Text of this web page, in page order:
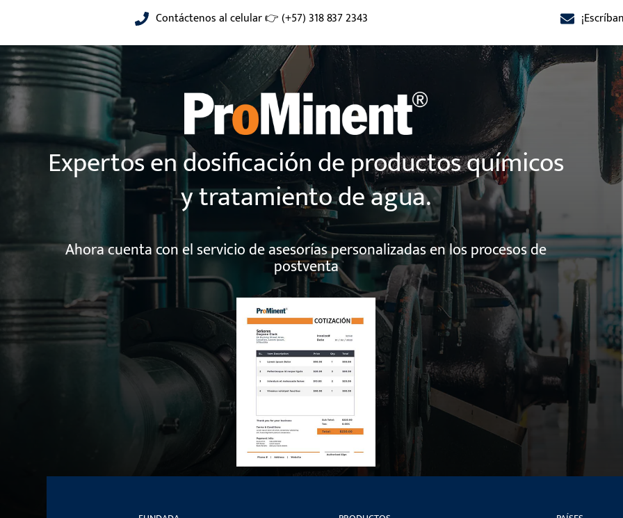
contenido
Contáctenos al celular 👉 (+57) 318 837 2343
Expertos en dosificación de productos químicos
y tratamiento de agua.
Ahora cuenta con el servicio de asesorías personalizadas en los procesos de
postventa